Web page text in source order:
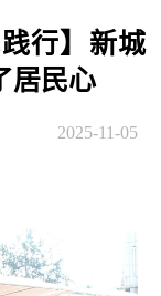
行】新城
居民心
2025-11-05